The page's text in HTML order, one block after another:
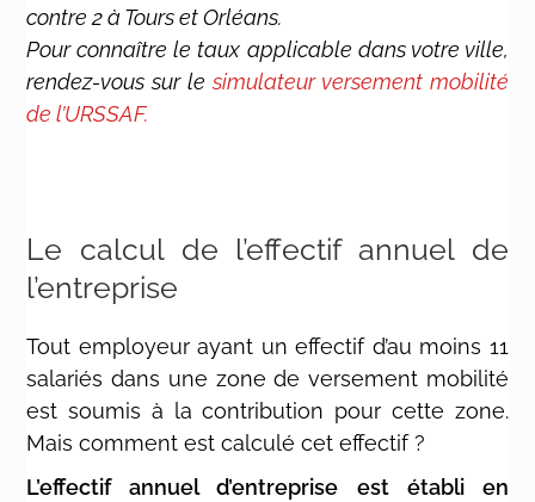
contre 2 à Tours et Orléans.
Pour connaître le taux applicable dans votre ville,
rendez-vous sur lesimulateur versement mobilité
de l’URSSAF.
Le calcul de l’effectif annuel de
l’entreprise
Tout employeur ayant un effectif d’au moins 11
salariés dans une zone de versement mobilité
est soumis à la contribution pour cette zone.
Mais comment est calculé cet effectif ?
L’effectif annuel d’entreprise est établi en